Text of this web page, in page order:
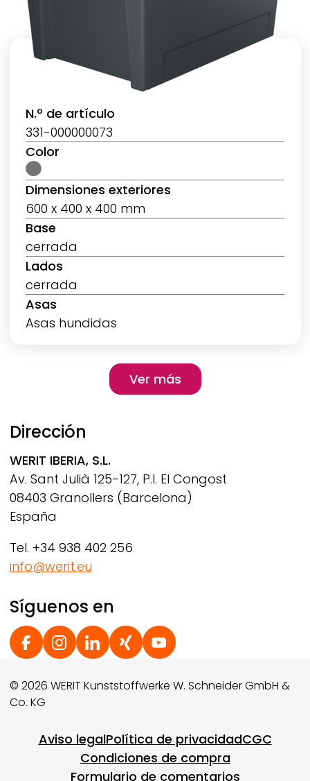
N.º de artículo
331-000000073
Color
Dimensiones exteriores
600 x 400 x 400 mm
Base
cerrada
Lados
cerrada
Asas
Asas hundidas
Pagination
Ver más
Ver más
Dirección
WERIT IBERIA, S.L.
Av. Sant Julià 125-127, P.I. El Congost
08403 Granollers (Barcelona)
España
Tel. +34 938 402 256
info@werit.eu
Síguenos en
Social Footer
© 2026 WERIT Kunststoffwerke W. Schneider GmbH &
Co. KG
Footer menu
Aviso legalPolítica de privacidadCGC
Condiciones de compra
Formulario de comentarios